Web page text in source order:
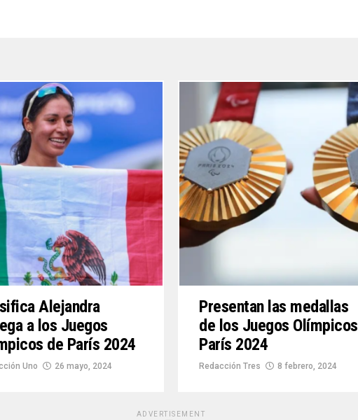
Alejandra
a los Juegos
de París 2024
Uno 26 mayo, 2024
Presentan las medallas
de los Juegos Olímpicos
París 2024
Redacción Tres 8 febrero, 2024
ADVERTISEMENT